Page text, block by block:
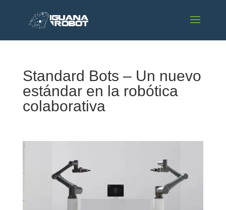
Standard Bots – Un nuevo
estándar en la robótica
colaborativa